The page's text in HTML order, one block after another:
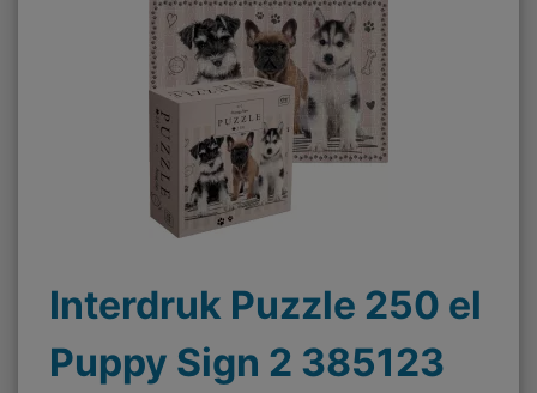
Interdruk Puzzle 250 el
Puppy Sign 2 385123